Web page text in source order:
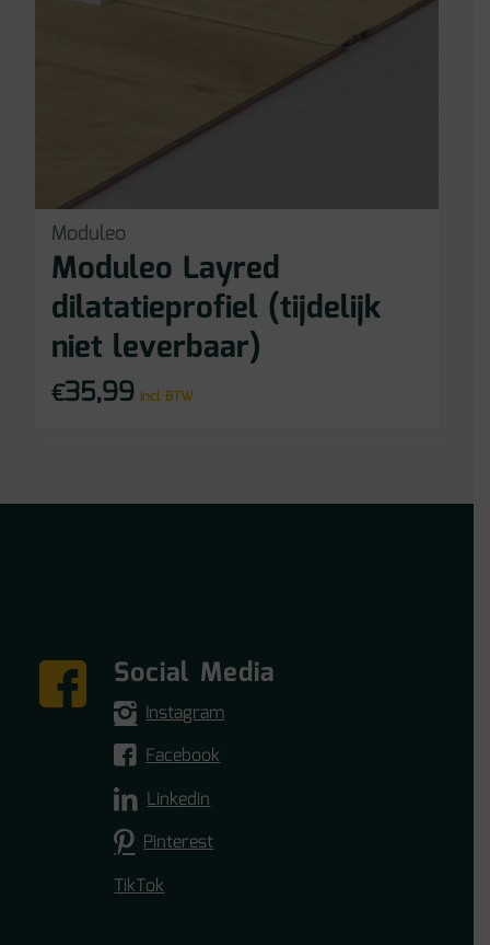
Moduleo
Moduleo Layred
dilatatieprofiel (tijdelijk
niet leverbaar)
€35,99 incl BTW
Social Media
Instagram
Facebook
Linkedin
Pinterest
TikTok